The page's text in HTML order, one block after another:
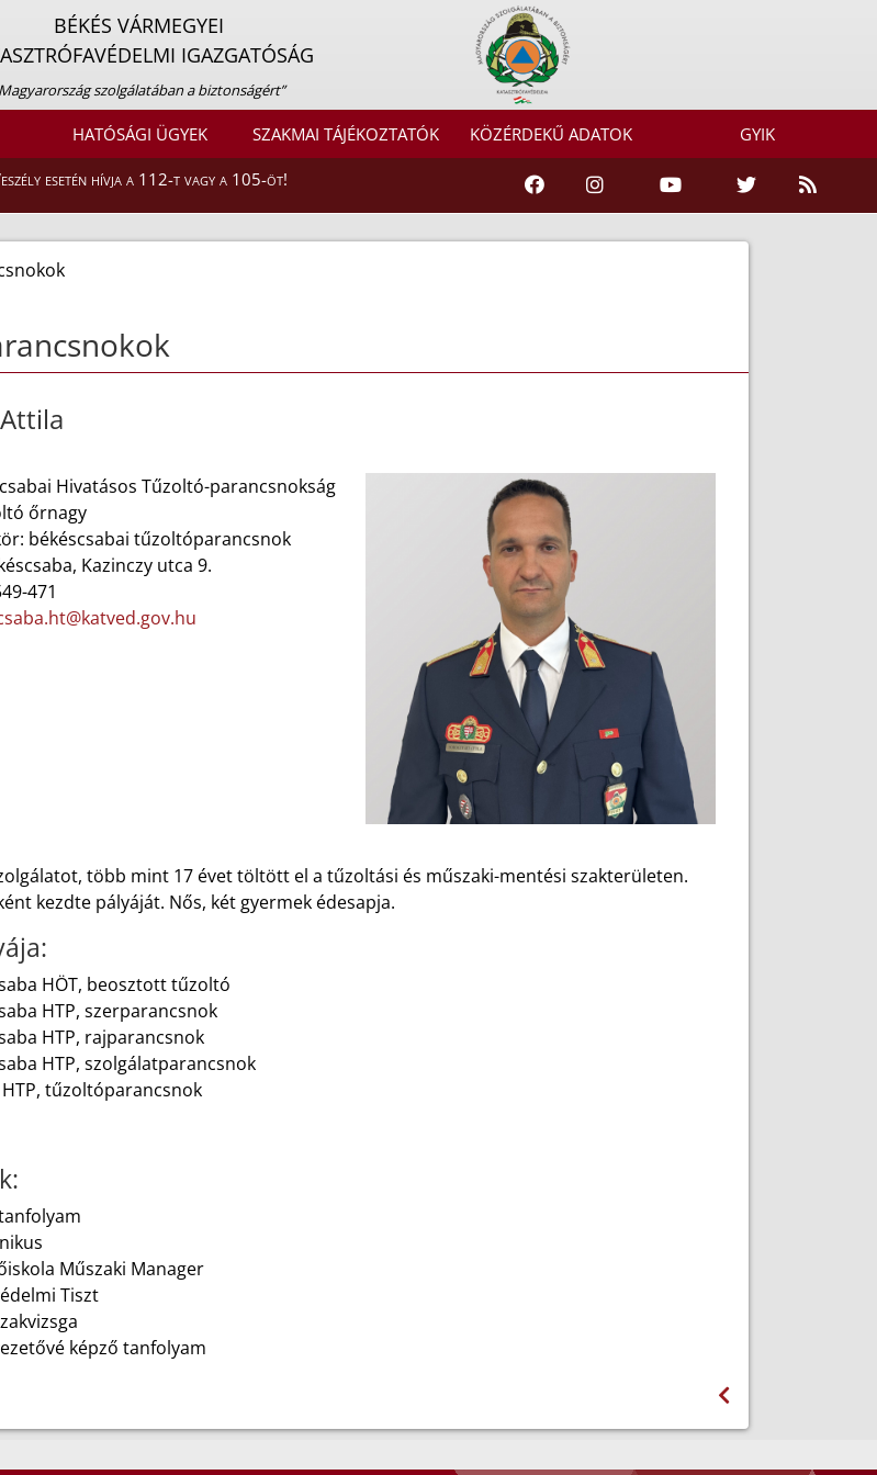
BÉKÉS VÁRMEGYEI
IGAZGATÓSÁG
szolgálatában a biztonságért”
HATÓSÁGI ÜGYEK SZAKMAI TÁJÉKOZTATÓK KÖZÉRDEKŰ ADATOK GYIK
esetén hívja a 112-t vagy a 105-öt!
Hivatásos Tűzoltó-parancsnokság
őrnagy
békéscsabai tűzoltóparancsnok
Kazinczy utca 9.
471
több mint 17 évet töltött el a tűzoltási és műszaki-mentési szakterületen.
kezdte pályáját. Nős, két gyermek édesapja.
HÖT, beosztott tűzoltó
HTP, szerparancsnok
HTP, rajparancsnok
HTP, szolgálatparancsnok
tűzoltóparancsnok
Műszaki Manager
Tiszt
képző tanfolyam